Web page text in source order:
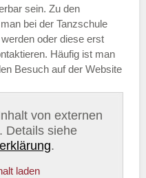
sein. Zu den
bei der Tanzschule
oder diese erst
Häufig ist man
Besuch auf der Website
von externen
Details siehe
.
laden